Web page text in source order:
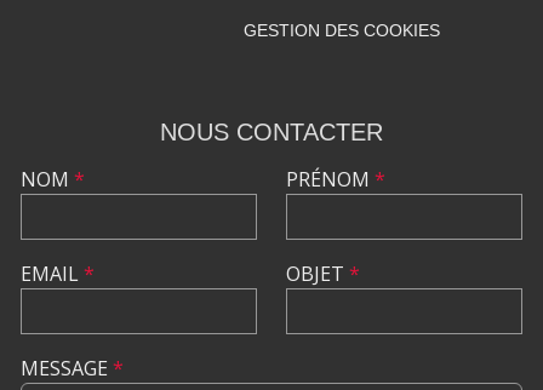
GESTION DES COOKIES
NOUS CONTACTER
NOM *
EMAIL*
PRÉNOM *
OBJET *
MESSAGE *